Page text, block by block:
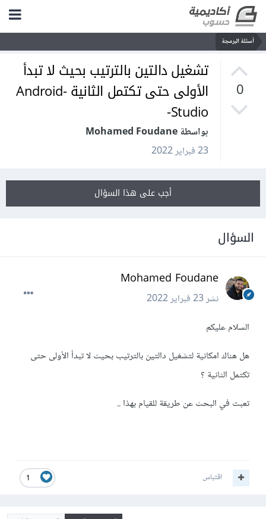
أسئلة البرمجة
0
تشغيل دالتين بالترتيب بحيث لا تبدأ
الأولى حتى تكتمل الثانية -Android
Studio-
بواسطة Mohamed Foudane
23 فبراير 2022
أجب على هذا السؤال
السؤال
Mohamed Foudane
نشر23 فبراير 2022
السلام عليكم
هل هناك امكانية لتشغيل دالتين بالترتيب بحيث لا تبدأ الأولى حتى
تكتمل الثانية ؟
تعبت في البحث عن طريقة للقيام بهذا ..
1 اقتباس